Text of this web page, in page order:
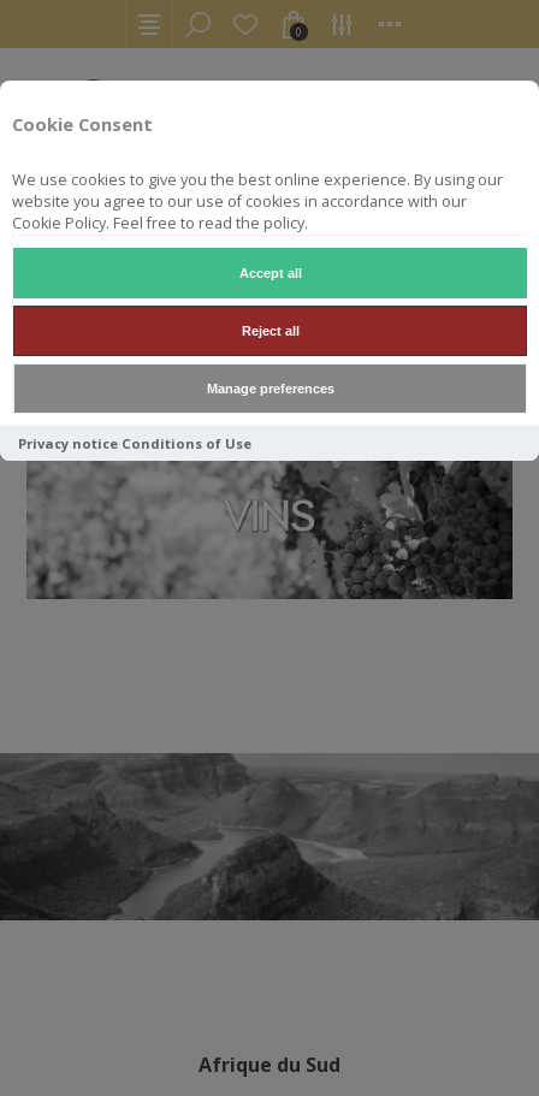
Cookie Consent
We use cookies to give you the best online experience. By using our
website you agree to our use of cookies in accordance with our
Cookie Policy. Feel free to read the policy.
Accept all
Reject all
Manage preferences
Privacy notice Conditions of Use
0
ACCUEIL VINS
VINS
Afrique du Sud